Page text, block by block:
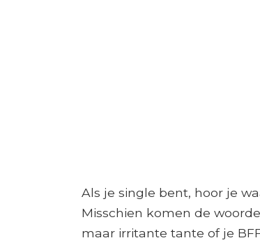
Als je single bent, hoor je
Misschien komen de
maar irritante tante of je